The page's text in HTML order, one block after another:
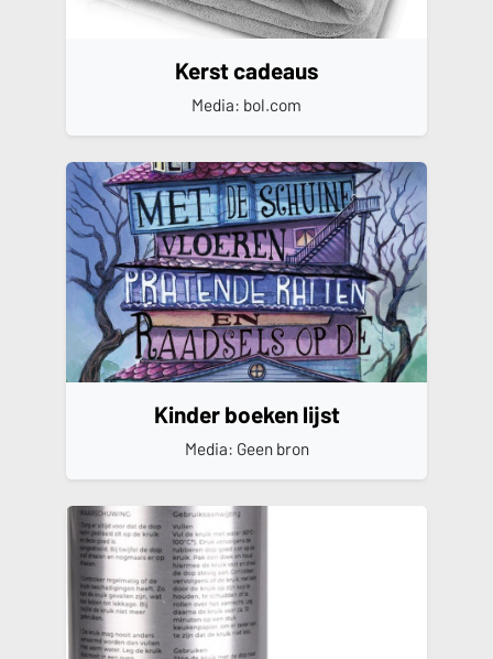
Kerst cadeaus
Media: bol.com
Kinder boeken lijst
Media: Geen bron